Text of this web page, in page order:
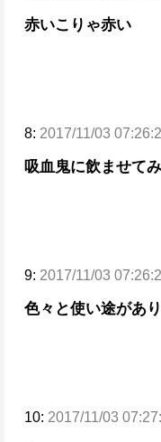
赤いこりゃ赤い
8: 2017/11/03
吸血鬼に飲ませて
9: 2017/11/03
色々と使い途があ
10: 2017/11/03